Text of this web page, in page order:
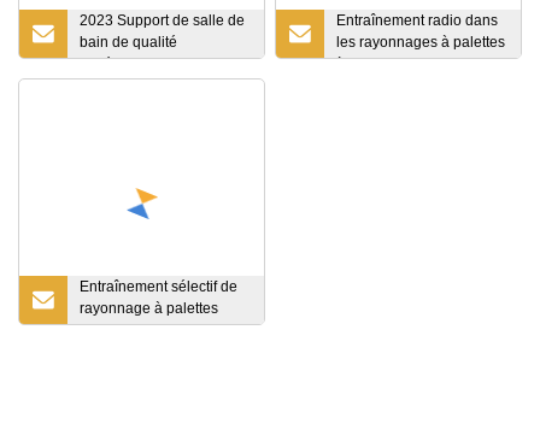
2023 Support de salle de
bain de qualité
supérieure Supports en
stockage à usage moyen
Entraînement radio dans
les rayonnages à palettes
à navette pour le
Entraînement sélectif de
rayonnage à palettes
dans le fournisseur de